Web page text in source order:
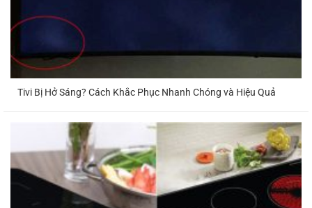
Tivi Bị Hở Sáng? Cách Khắc Phục Nhanh Chóng và Hiệu Quả